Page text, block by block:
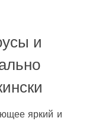
и
яркий и